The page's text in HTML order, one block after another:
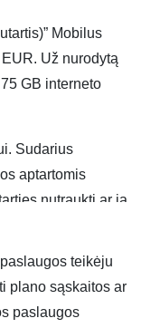
Mobilus
Už nurodytą
GB interneto
Sudarius
aptartomis
nutraukti ar ją
Sąjungos (ES)
šalyse naudojantis
bet galioja
teikėju
plano sąskaitos ar
paslaugos